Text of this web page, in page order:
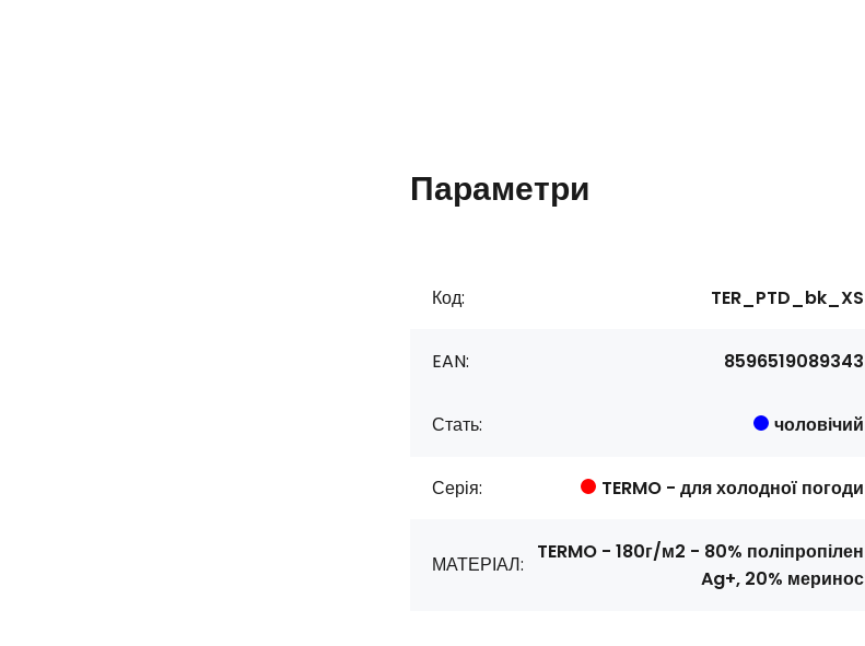
Параметри
Код: TER_PTD_bk_XS
EAN: 8596519089343
Стать: чоловічий
Серія: TERMO - для холодної погоди
МАТЕРІАЛ:
TERMO - 180г/м2 - 80% поліпропілен
Ag+, 20% меринос